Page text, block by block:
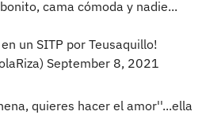
cama cómoda y nadie...
un SITP por Teusaquillo!
September 8, 2021
quieres hacer el amor''...ella